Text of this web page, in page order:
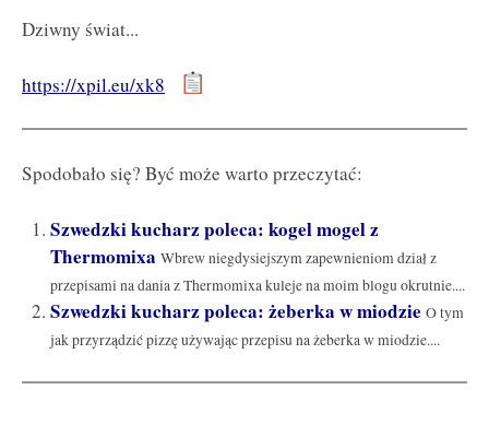
Dziwny świat...
https://xpil.eu/xk8
Spodobało się? Być może warto przeczytać:
Szwedzki kucharz poleca: kogel mogel z
Thermomixa Wbrew niegdysiejszym zapewnieniom dział z
przepisami na dania z Thermomixa kuleje na moim blogu okrutnie....
Szwedzki kucharz poleca: żeberka w miodzie O tym
jak przyrządzić pizzę używając przepisu na żeberka w miodzie....